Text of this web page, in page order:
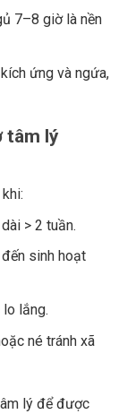
7–8 giờ là nền
ứng và ngứa,
tâm lý
> 2 tuần.
sinh hoạt
lắng.
né tránh xã
lý để được